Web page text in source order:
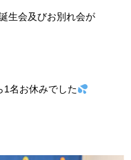
生会及びお別れ会が
1名お休みでした